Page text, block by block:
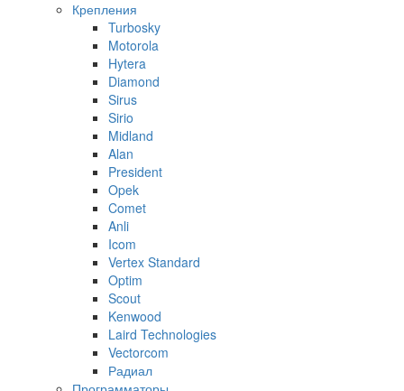
Крепления
Turbosky
Motorola
Hytera
Diamond
Sirus
Sirio
Midland
Alan
President
Opek
Comet
Anli
Icom
Vertex Standard
Optim
Scout
Kenwood
Laird Technologies
Vectorcom
Радиал